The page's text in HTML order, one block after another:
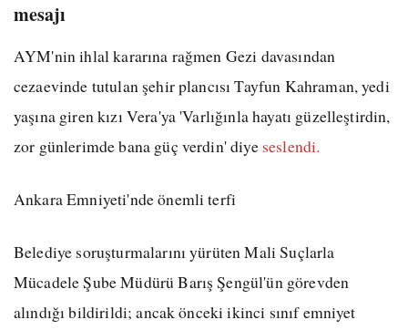
mesajı
AYM'nin ihlal kararına rağmen Gezi davasından
cezaevinde tutulan şehir plancısı Tayfun Kahraman, yedi
yaşına giren kızı Vera'ya 'Varlığınla hayatı güzelleştirdin,
zor günlerimde bana güç verdin' diye seslendi.
Ankara Emniyeti'nde önemli terfi
Belediye soruşturmalarını yürüten Mali Suçlarla
Mücadele Şube Müdürü Barış Şengül'ün görevden
alındığı bildirildi; ancak önceki ikinci sınıf emniyet